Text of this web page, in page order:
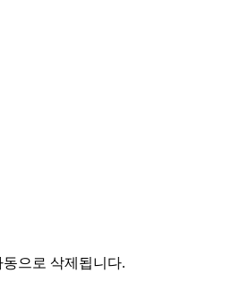
으로 삭제됩니다.